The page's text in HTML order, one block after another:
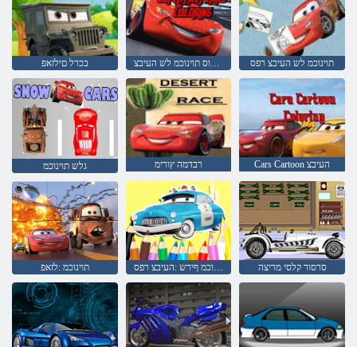
בכרל םילזאפ תוריהמ רפוס תוינוכמ לש העיבצ תוינוכמ לש העיבצ רפס
גלש תוינוכמ רבדמה ץורימ Cars Cartoon העיבצ
תוינוכמ :לזאפ תוינוכמ ףירש :העיבצ רפס סרסור קלסי מריצה